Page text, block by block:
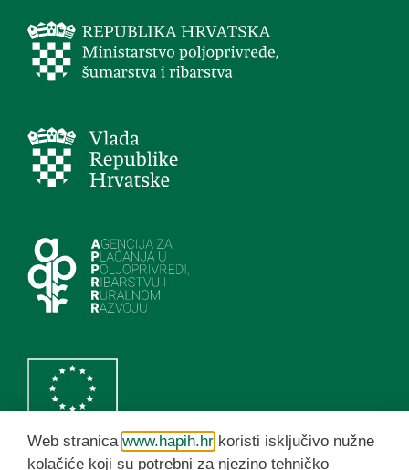
Web stranica www.hapih.hr koristi isključivo nužne
kolačiće koji su potrebni za njezino tehničko